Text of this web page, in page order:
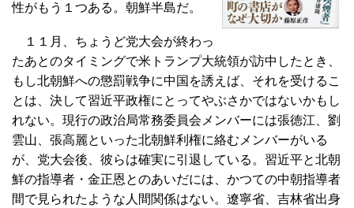
性がもう１つある。朝鮮半島だ。
１１月、ちょうど党大会が終わっ
たあとのタイミングで米トランプ大統領が訪中したとき、
もし北朝鮮への懲罰戦争に中国を誘えば、それを受けるこ
とは、決して習近平政権にとってやぶさかではないかもし
れない。現行の政治局常務委員会メンバーには張徳江、劉
雲山、張高麗といった北朝鮮利権に絡むメンバーがいる
が、党大会後、彼らは確実に引退している。習近平と北朝
鮮の指導者・金正恩とのあいだには、かつての中朝指導者
間で見られたような人間関係はない。遼寧省、吉林省出身